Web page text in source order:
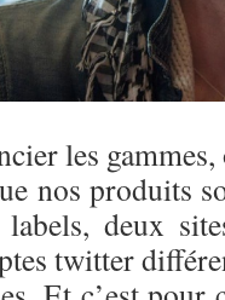
les
nos produits
deux
twitter